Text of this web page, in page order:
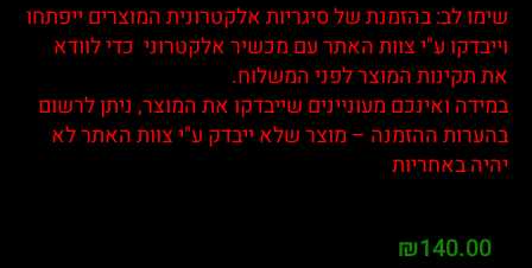
לב: בהזמנת של סיגריות אלקטרונית המוצרים ייפתחו
ע"י צוות האתר עם מכשיר אלקטרוני כדי לוודא
המוצר לפני המשלוח.
ואינכם מעוניינים שייבדקו את המוצר, ניתן לרשום
ההזמנה – מוצר שלא ייבדק ע"י צוות האתר לא
באחריות
₪